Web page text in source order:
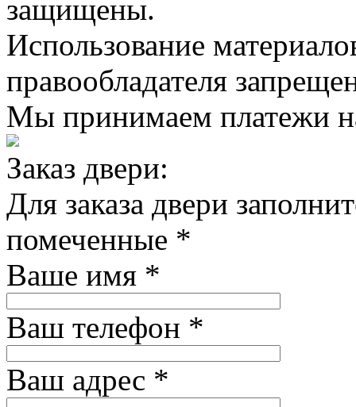
защищены.
Использование
правообладателя
Мы принимаем платежи
Заказ двери:
Для заказа двери
помеченные *
Ваше имя *
Ваш телефон *
Ваш адрес *